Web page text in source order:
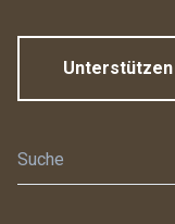
Unterstützen